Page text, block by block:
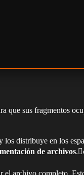
sus fragmentos
distribuye en los
de archivos
archivo completo.